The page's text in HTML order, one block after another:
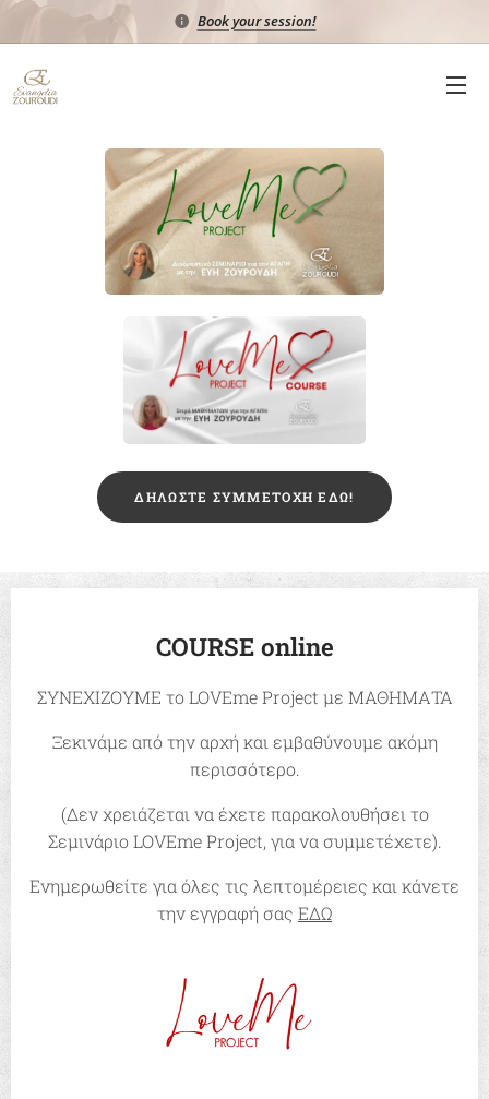
Book your session!
ΔΗΛΏΣΤΕ ΣΥΜΜΕΤΟΧΗ ΕΔΏ!
COURSE online
ΣΥΝΕΧΙΖΟΥΜΕ το LOVEme Project με ΜΑΘΗΜΑΤΑ
Ξεκινάμε από την αρχή και εμβαθύνουμε ακόμη
περισσότερο.
(Δεν χρειάζεται να έχετε παρακολουθήσει το
Σεμινάριο LOVEme Project, για να συμμετέχετε).
Ενημερωθείτε για όλες τις λεπτομέρειες και κάνετε
την εγγραφή σας ΕΔΩ